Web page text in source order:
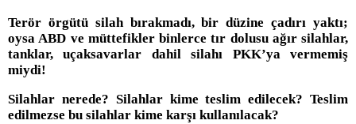
Terör örgütü silah bırakmadı, bir düzine çadırı yaktı;
oysa ABD ve müttefikler binlerce tır dolusu ağır silahlar,
tanklar, uçaksavarlar dahil silahı PKK’ya vermemiş
miydi!
Silahlar nerede? Silahlar kime teslim edilecek? Teslim
edilmezse bu silahlar kime karşı kullanılacak?